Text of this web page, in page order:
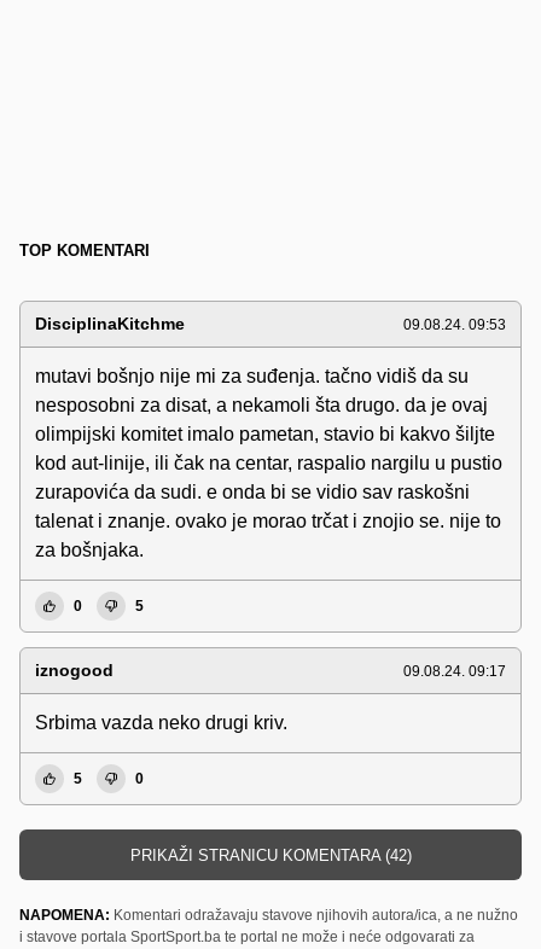
TOP KOMENTARI
DisciplinaKitchme 09.08.24. 09:53
mutavi bošnjo nije mi za suđenja. tačno vidiš da su
nesposobni za disat, a nekamoli šta drugo. da je ovaj
olimpijski komitet imalo pametan, stavio bi kakvo šiljte
kod aut-linije, ili čak na centar, raspalio nargilu u pustio
zurapovića da sudi. e onda bi se vidio sav raskošni
talenat i znanje. ovako je morao trčat i znojio se. nije to
za bošnjaka.
0 5
iznogood 09.08.24. 09:17
Srbima vazda neko drugi kriv.
5 0
PRIKAŽI STRANICU KOMENTARA (42)
NAPOMENA: Komentari odražavaju stavove njihovih autora/ica, a ne nužno
i stavove portala SportSport.ba te portal ne može i neće odgovarati za